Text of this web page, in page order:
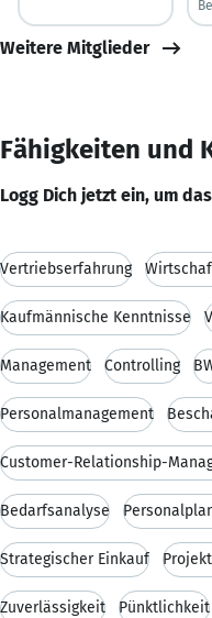
Weitere Mitglieder
Fähigkeiten und
Logg Dich jetzt ein, um
Vertriebserfahrung
Kaufmännische Kenntnisse
Management Controlling
Personalmanagement
Customer-Relationship-
Bedarfsanalyse
Strategischer Einkauf
Zuverlässigkeit Pünktlichkeit